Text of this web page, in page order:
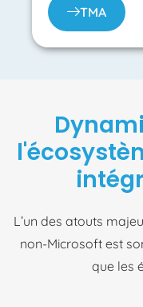
TMA
L’un des atouts
non-Microsoft est
que les